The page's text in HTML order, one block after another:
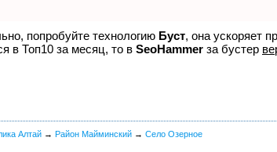
попробуйте технологию Буст, она ускоряет
в Топ10 за месяц, то в SeoHammer за бустер
Алтай → Район Майминский → Село Озерное